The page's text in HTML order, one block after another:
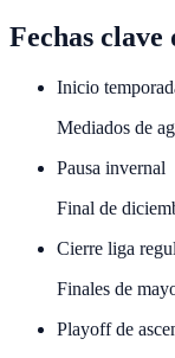
Fechas clave
Inicio
Mediados de
Pausa invernal
Final de
Cierre liga
Finales de
Playoff de